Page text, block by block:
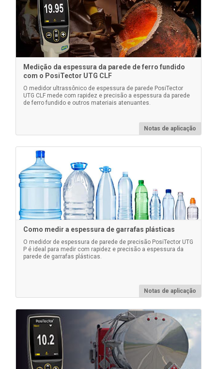
Ideal para verificar a calibração e a operação de
medidores de espessura ultrassônicos e é um
componente importante para atender aos requisitos
de controle de qualidade internos e da ISO.
Saiba mais
Estojo PosiTector
Estojo rígido conveniente para transportar o corpo do
medidor PosiTector e várias sondas
Medição da espessura da parede de ferro fundido
com o PosiTector UTG CLF
O medidor ultrassônico de espessura de parede PosiTector
UTG CLF mede com rapidez e precisão a espessura da parede
de ferro fundido e outros materiais atenuantes.
Notas de aplicação
Como medir a espessura de garrafas plásticas
O medidor de espessura de parede de precisão PosiTector UTG
P é ideal para medir com rapidez e precisão a espessura da
parede de garrafas plásticas.
Notas de aplicação